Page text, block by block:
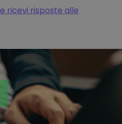
ricevi risposte alle